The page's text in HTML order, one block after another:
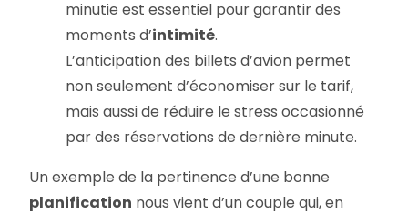
minutie est essentiel pour garantir des
moments d’intimité.
L’anticipation des billets d’avion permet
non seulement d’économiser sur le tarif,
mais aussi de réduire le stress occasionné
par des réservations de dernière minute.
Un exemple de la pertinence d’une bonne
planification nous vient d’un couple qui, en